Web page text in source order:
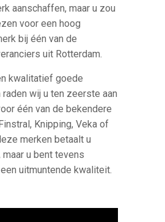
aanschaffen, maar u zou
voor een hoog
bij één van de
uit Rotterdam.
kwalitatief goede
raden wij u ten zeerste aan
één van de bekendere
Knipping, Veka of
merken betaalt u
maar u bent tevens
uitmuntende kwaliteit.